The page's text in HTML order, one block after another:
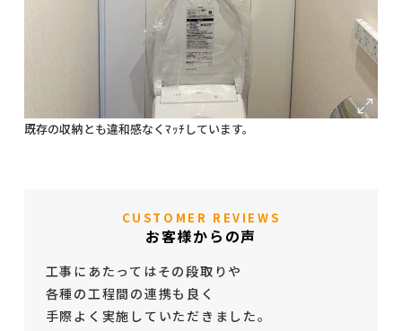
既存の収納とも違和感なくﾏｯﾁしています。
CUSTOMER REVIEWS
お客様からの声
工事にあたってはその段取りや
各種の工程間の連携も良く
手際よく実施していただきました。